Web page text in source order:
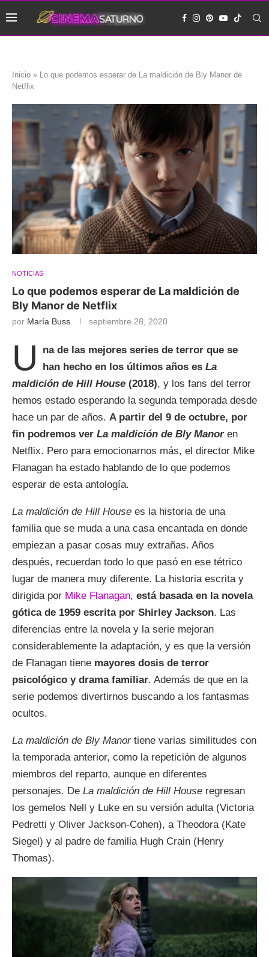
Inicio » Lo que podemos esperar de La maldición de Bly Manor de
Netflix
NOTICIAS
Lo que podemos esperar de La maldición de
Bly Manor de Netflix
por María Buss septiembre 28, 2020
U
na de las mejores series de terror que se
han hecho en los últimos años es La
maldición de Hill House (2018), y los fans del terror
hemos estado esperando la segunda temporada desde
hace un par de años. A partir del 9 de octubre, por
fin podremos ver La maldición de Bly Manoren
Netflix. Pero para emocionarnos más, el director Mike
Flanagan ha estado hablando de lo que podemos
esperar de esta antología.
La maldición de Hill House es la historia de una
familia que se muda a una casa encantada en donde
empiezan a pasar cosas muy extrañas. Años
después, recuerdan todo lo que pasó en ese tétrico
lugar de manera muy diferente. La historia escrita y
dirigida por Mike Flanagan, está basada en la novela
gótica de 1959 escrita por Shirley Jackson. Las
diferencias entre la novela y la serie mejoran
considerablemente la adaptación, y es que la versión
de Flanagan tiene mayores dosis de terror
psicológico y drama familiar. Además de que en la
serie podemos divertirnos buscando a los fantasmas
ocultos.
La maldición de Bly Manortiene varias similitudes con
la temporada anterior, como la repetición de algunos
miembros del reparto, aunque en diferentes
personajes. De La maldición de Hill House regresan
los gemelos Nell y Luke en su versión adulta (Victoria
Pedretti y Oliver Jackson-Cohen), a Theodora (Kate
Siegel) y al padre de familia Hugh Crain (Henry
Thomas).